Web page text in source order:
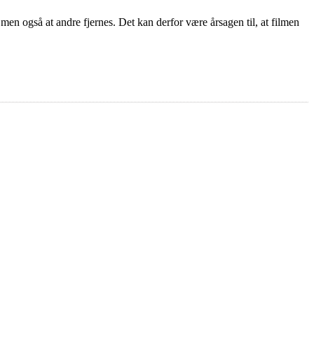
også at andre fjernes. Det kan derfor være årsagen til, at filmen